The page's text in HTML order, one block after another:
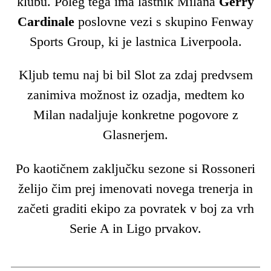
Cardinale poslovne vezi s skupino Fenway
Sports Group, ki je lastnica Liverpoola.
Kljub temu naj bi bil Slot za zdaj predvsem
zanimiva možnost iz ozadja, medtem ko
Milan nadaljuje konkretne pogovore z
Glasnerjem.
Po kaotičnem zaključku sezone si Rossoneri
želijo čim prej imenovati novega trenerja in
začeti graditi ekipo za povratek v boj za vrh
Serie A in Ligo prvakov.